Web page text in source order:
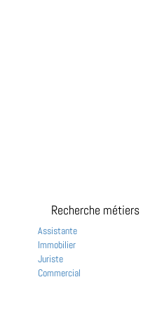
Recherche métiers
Assistante
Immobilier
Juriste
Commercial